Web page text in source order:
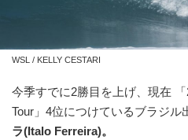
WSL / KELLY CESTARI
今季すでに2勝目を上げ、現在
Tour」4位につけているブラジル
ラ(Italo Ferreira)。